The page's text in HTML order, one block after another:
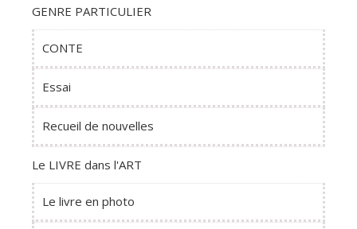
GENRE PARTICULIER
CONTE
Essai
Recueil de nouvelles
Le LIVRE dans l'ART
Le livre en photo